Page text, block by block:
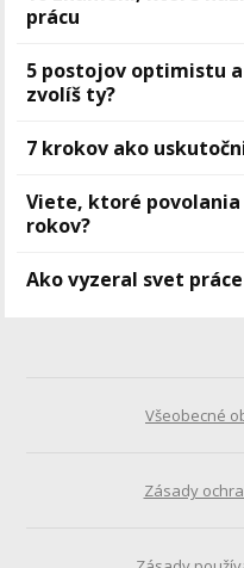
prácu
5 postojov optimistu
zvolíš ty?
7 krokov ako
Viete, ktoré
rokov?
Ako vyzeral svet
Všeobecné
Zásady